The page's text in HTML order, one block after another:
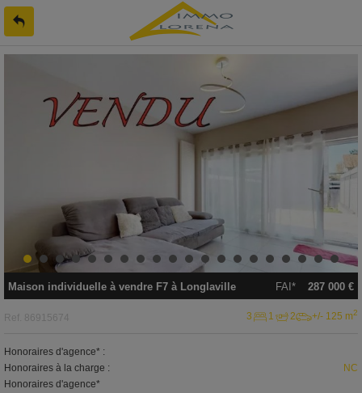
287 000 €
Maison individuelle à vendre F7 à Longlaville FAI*
Ref. 86915674 3 1 2 +/- 125 m2
Honoraires d'agence* :
Honoraires à la charge :
NC
Honoraires d'agence*